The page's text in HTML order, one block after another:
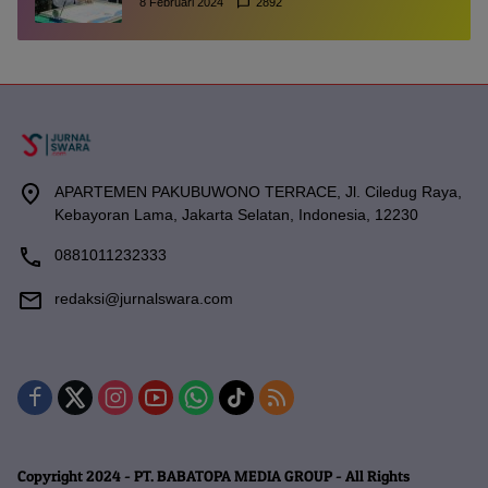
8 Februari 2024 2892
APARTEMEN PAKUBUWONO TERRACE, Jl. Ciledug Raya,
Kebayoran Lama, Jakarta Selatan, Indonesia, 12230
0881011232333
redaksi@jurnalswara.com
Copyright 2024 - PT. BABATOPA MEDIA GROUP - All Rights